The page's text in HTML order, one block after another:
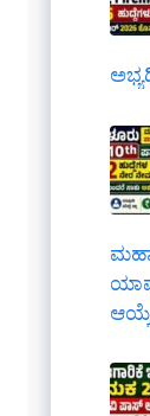
ಆಯ್ಕೆ